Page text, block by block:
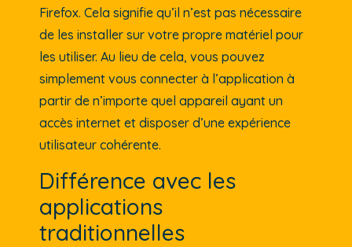
Firefox. Cela signifie qu’il n’est pas nécessaire
de les installer sur votre propre matériel pour
les utiliser. Au lieu de cela, vous pouvez
simplement vous connecter à l’application à
partir de n’importe quel appareil ayant un
accès internet et disposer d’une expérience
utilisateur cohérente.
Différence avec les
applications
traditionnelles